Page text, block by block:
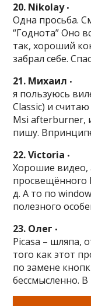
20. Nikolay •
Одна просьба.
“Годнота” Оно
так, хороший
забрал себе.
21. Михаил •
я пользуюсь
Classic) и
Msi afterburner,
пишу.
22. Victoria •
Хорошие видео,
просвещённого
д. А то по
полезного
23. Олег •
Picasa – шляпа,
того как этот
по замене
бессмысленно. В